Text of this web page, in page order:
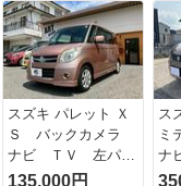
スズキ パレット Ｘ
Ｓ バックカメラ
ナビ ＴＶ 左パワ
スラ ＥＴＣ Ｂｌ
135,000円
ス
ミ
ナ
両